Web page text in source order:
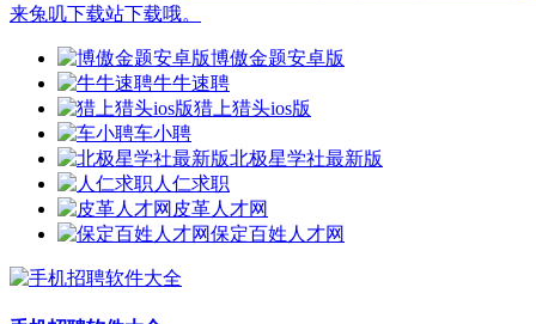
来兔叽下载站下载哦。
博傲金题安卓版
牛牛速聘
猎上猎头ios版
车小聘
北极星学社最新版
人仁求职
皮革人才网
保定百姓人才网